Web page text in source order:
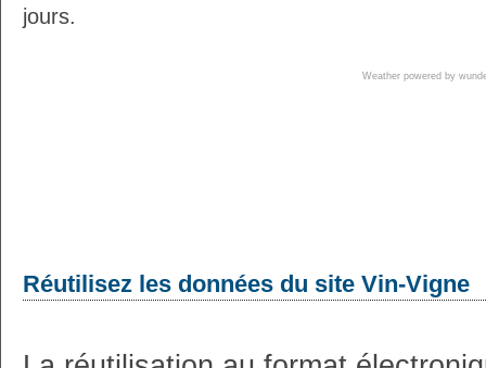
jours.
Weather powered by
Réutilisez les données du site Vin-Vigne